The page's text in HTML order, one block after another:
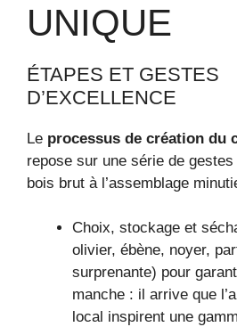
UNIQUE
ÉTAPES ET GESTES
D’EXCELLENCE
Le processus de création du
repose sur une série de
bois brut à l’assemblage
Choix, stockage et
olivier, ébène, noyer,
surprenante) pour
manche : il arrive que
local inspirent une